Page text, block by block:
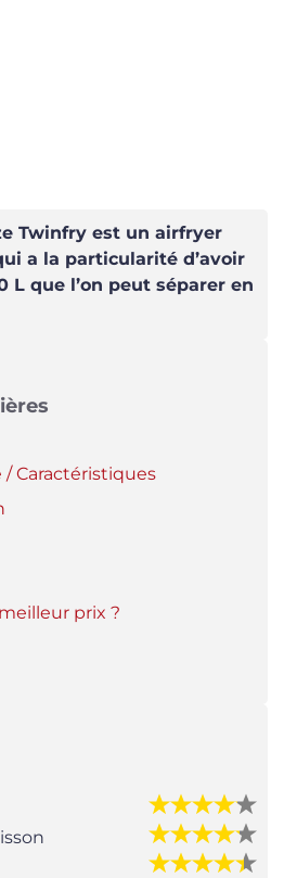
Twinfry est un airfryer
a la particularité d’avoir
L que l’on peut séparer en
Caractéristiques
prix ?